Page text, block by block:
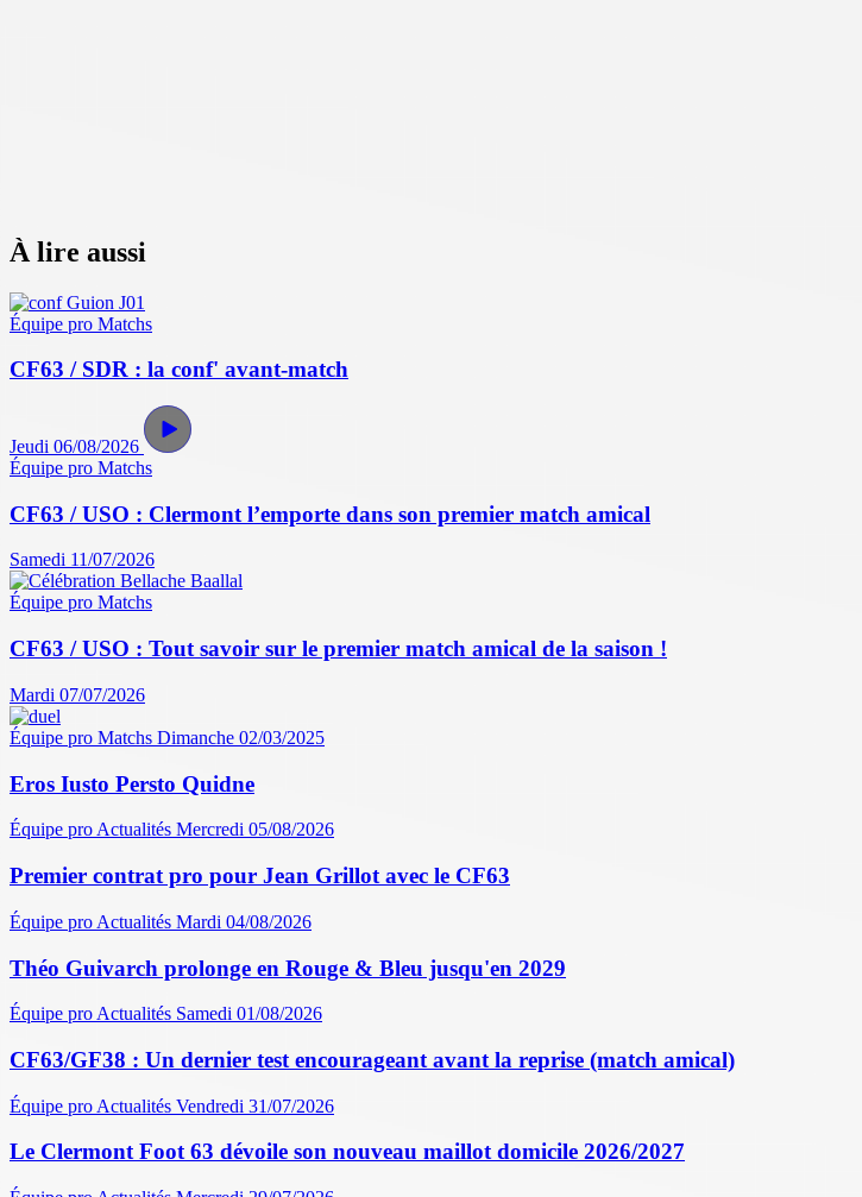
À lire aussi
Équipe pro Matchs
CF63 / SDR : la conf' avant-match
Jeudi 06/08/2026
Équipe pro Matchs
CF63 / USO : Clermont l’emporte dans son premier match amical
Samedi 11/07/2026
Équipe pro Matchs
CF63 / USO : Tout savoir sur le premier match amical de la saison !
Mardi 07/07/2026
Équipe pro Matchs Dimanche 02/03/2025
Eros Iusto Persto Quidne
Équipe pro Actualités Mercredi 05/08/2026
Premier contrat pro pour Jean Grillot avec le CF63
Équipe pro Actualités Mardi 04/08/2026
Théo Guivarch prolonge en Rouge & Bleu jusqu'en 2029
Équipe pro Actualités Samedi 01/08/2026
CF63/GF38 : Un dernier test encourageant avant la reprise (match amical)
Équipe pro Actualités Vendredi 31/07/2026
Le Clermont Foot 63 dévoile son nouveau maillot domicile 2026/2027